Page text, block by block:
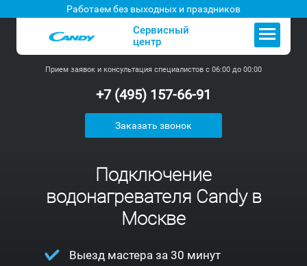
Работаем без выходных и праздников
Сервисный
центр
Прием заявок и консультация специалистов с 06:00 до 00:00
+7 (495) 157-66-91
Заказать звонок
Подключение
водонагревателя Candy в
Москве
Выезд мастера за 30 минут